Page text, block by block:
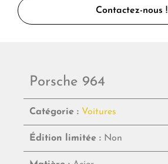
Contactez-nous !
Porsche 964
Catégorie : Voitures
Édition limitée : Non